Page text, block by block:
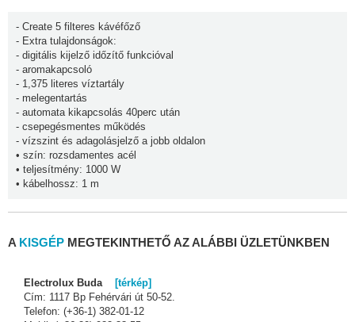
- Create 5 filteres kávéfőző
- Extra tulajdonságok:
- digitális kijelző időzítő funkcióval
- aromakapcsoló
- 1,375 literes víztartály
- melegentartás
- automata kikapcsolás 40perc után
- csepegésmentes működés
- vízszint és adagolásjelző a jobb oldalon
• szín: rozsdamentes acél
• teljesítmény: 1000 W
• kábelhossz: 1 m
A KISGÉP MEGTEKINTHETŐ AZ ALÁBBI ÜZLETÜNKBEN
Electrolux Buda [térkép]
Cím: 1117 Bp Fehérvári út 50-52.
Telefon: (+36-1) 382-01-12